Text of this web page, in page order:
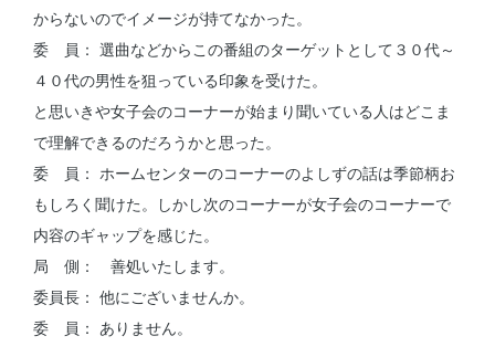
からないのでイメージが持てなかった。
委 員： 選曲などからこの番組のターゲットとして３０代～
４０代の男性を狙っている印象を受けた。
と思いきや女子会のコーナーが始まり聞いている人はどこま
で理解できるのだろうかと思った。
委 員： ホームセンターのコーナーのよしずの話は季節柄お
もしろく聞けた。しかし次のコーナーが女子会のコーナーで
内容のギャップを感じた。
局 側： 善処いたします。
委員長： 他にございませんか。
委 員： ありません。